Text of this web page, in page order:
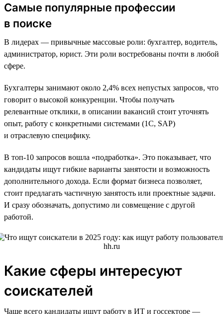
Самые популярные профессии
в поиске
В лидерах — привычные массовые роли: бухгалтер, водитель,
администратор, юрист. Эти роли востребованы почти в любой
сфере.
Бухгалтеры занимают около 2,4% всех непустых запросов, что
говорит о высокой конкуренции. Чтобы получать
релевантные отклики, в описании вакансий стоит уточнять
опыт, работу с конкретными системами (1С, SAP)
и отраслевую специфику.
В топ-10 запросов вошла «подработка». Это показывает, что
кандидаты ищут гибкие варианты занятости и возможность
дополнительного дохода. Если формат бизнеса позволяет,
стоит предлагать частичную занятость или проектные задачи.
И сразу обозначать, допустимо ли совмещение с другой
работой.
Какие сферы интересуют
соискателей
Чаще всего кандидаты ищут работу в ИТ и госсекторе —